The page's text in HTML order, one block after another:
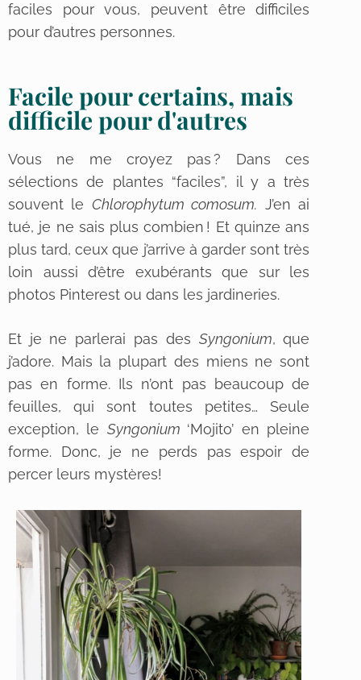
faciles pour vous, peuvent être difficiles
pour d’autres personnes.
Facile pour certains, mais
difficile pour d'autres
Vous ne me croyez pas ? Dans ces
sélections de plantes “faciles”, il y a très
souvent le Chlorophytum comosum. J’en ai
tué, je ne sais plus combien ! Et quinze ans
plus tard, ceux que j’arrive à garder sont très
loin aussi d’être exubérants que sur les
photos Pinterest ou dans les jardineries.
Et je ne parlerai pas des Syngonium, que
j’adore. Mais la plupart des miens ne sont
pas en forme. Ils n’ont pas beaucoup de
feuilles, qui sont toutes petites… Seule
exception, le Syngonium ‘Mojito’ en pleine
forme. Donc, je ne perds pas espoir de
percer leurs mystères!